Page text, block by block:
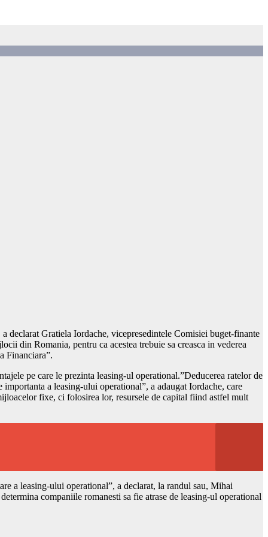
declarat Gratiela Iordache, vicepresedintele Comisiei buget-finante
din Romania, pentru ca acestea trebuie sa creasca in vederea
Financiara”.
pe care le prezinta leasing-ul operational.”Deducerea ratelor de
a leasing-ului operational”, a adaugat Iordache, care
fixe, ci folosirea lor, resursele de capital fiind astfel mult
a leasing-ului operational”, a declarat, la randul sau, Mihai
companiile romanesti sa fie atrase de leasing-ul operational